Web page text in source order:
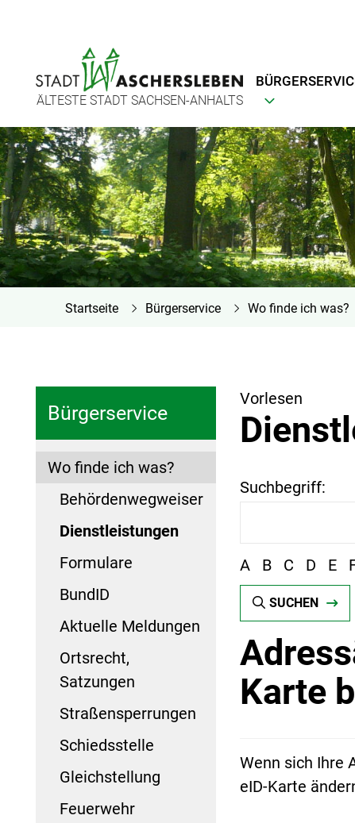
ÄLTESTE STADT SACHSEN-ANHALTS
Startseite Bürgerservice Wo finde ich was?
Bürgerservice
Wo finde ich was?
Behördenwegweiser
Dienstleistungen
Formulare
BundID
Aktuelle Meldungen
Ortsrecht,
Satzungen
Straßensperrungen
Schiedsstelle
Gleichstellung
Feuerwehr
Vorlesen
Suchbegriff:
A B C D E
SUCHEN
Karte
Wenn sich Ihre
eID-Karte